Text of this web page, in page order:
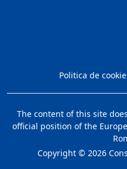
Politica de cookie
The content of this site
official position of the
Copyright © 2026